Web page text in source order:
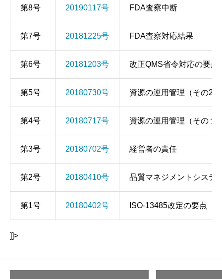
第8号 20190117号 FDA査察中断
第7号 20181225号 FDA査察対応結果
第6号 20181203号 改正QMS省令対応の要点
第5号 20180730号 資源の運用管理（その2）
第4号 20180717号 資源の運用管理（その１
第3号 20180702号 経営者の責任
第2号 20180410号 品質マネジメントシステ
第1号 20180402号 ISO-13485改定の要点
]]>